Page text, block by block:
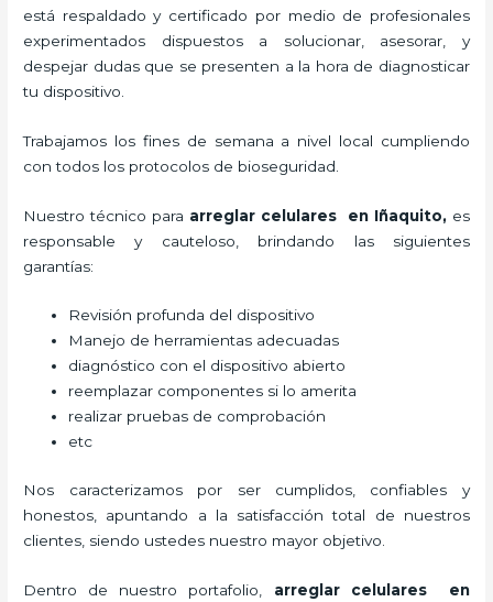
está respaldado y certificado por medio de profesionales
experimentados dispuestos a solucionar, asesorar, y
despejar dudas que se presenten a la hora de diagnosticar
tu dispositivo.
Trabajamos los fines de semana a nivel local cumpliendo
con todos los protocolos de bioseguridad.
Nuestro técnico para arreglar celulares en Iñaquito, es
responsable y cauteloso, brindando las siguientes
garantías:
Revisión profunda del dispositivo
Manejo de herramientas adecuadas
diagnóstico con el dispositivo abierto
reemplazar componentes si lo amerita
realizar pruebas de comprobación
etc
Nos caracterizamos por ser cumplidos, confiables y
honestos, apuntando a la satisfacción total de nuestros
clientes, siendo ustedes nuestro mayor objetivo.
Dentro de nuestro portafolio, arreglar celulares en